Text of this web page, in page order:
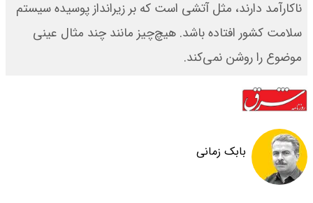
ناکارآمد دارند، مثل آتشی است که بر زیرانداز پوسیده سیستم
سلامت کشور افتاده باشد. هیچ‌چیز مانند چند مثال عینی
موضوع را روشن نمی‌کند.
بابک زمانی